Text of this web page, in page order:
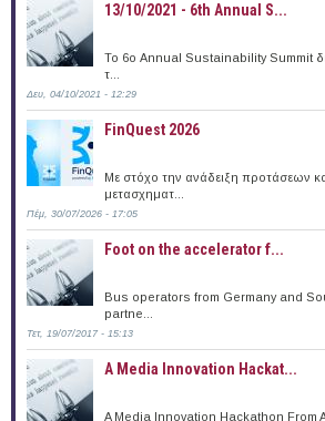
13/10/2021 - 6th Annual S...
To 6ο Annual Sustainability Summit
τ...
Δευ, 04/10/2021 - 12:29
FinQuest 2026
Με στόχο την ανάδειξη προτάσεων
μετασχηματ...
Πέμ, 30/07/2026 - 17:05
Foot on the accelerator f...
Bus operators from Germany and
partne...
Τετ, 19/07/2017 - 15:13
A Media Innovation Hackat...
A Media Innovation Hackathon From